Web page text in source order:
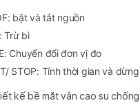
bật và tắt nguồn
Trừ bì
Chuyển đổi đơn vị đo
STOP: Tính thời gian và
kế bề mặt vân cao su